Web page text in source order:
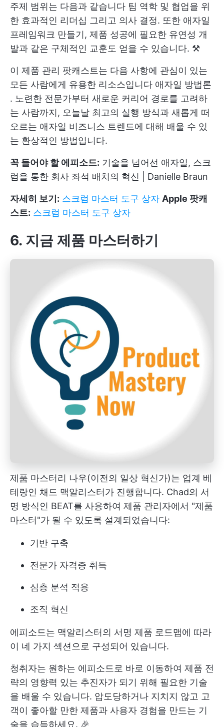
주제 범위는 다음과 같습니다 팀 역학 및 협업을 위
한 효과적인 리더십 그리고 의사 결정. 또한 애자일
프레임워크 만들기, 제품 성공에 필요한 유연성 개
발과 같은 구체적인 교훈도 얻을 수 있습니다. ⚒️
이 제품 관리 팟캐스트는 다음 사항에 관심이 있는
모든 사람에게 유용한 리소스입니다 애자일 방법론
. 노련한 전문가부터 새로운 커리어 경로를 고려하
는 사람까지, 오늘날 최고의 실행 방식과 새롭게 떠
오르는 애자일 비즈니스 트렌드에 대해 배울 수 있
는 환상적인 방법입니다.
꼭 들어야 할 에피소드: 기술을 넘어선 애자일, 스크
럼을 통한 회사 좌석 배치의 혁신 | Danielle Braun
자세히 보기: 스크럼 마스터 도구 상자 Apple 팟캐
스트: 스크럼 마스터 도구 상자
6. 지금 제품 마스터하기
제품 마스터리 나우(이전의 일상 혁신가)는 업계 베
테랑인 채드 맥알리스터가 진행합니다. Chad의 서
명 방식인 BEAT를 사용하여 제품 관리자에서 "제품
마스터"가 될 수 있도록 설계되었습니다:
기반 구축
전문가 자격증 취득
심층 분석 적용
조직 혁신
에피소드는 맥알리스터의 서명 제품 로드맵에 따라
이 네 가지 섹션으로 구성되어 있습니다.
청취자는 원하는 에피소드로 바로 이동하여 제품 전
략의 영향력 있는 추진자가 되기 위해 필요한 기술
을 배울 수 있습니다. 압도당하거나 지치지 않고 고
객이 좋아할 만한 제품과 사용자 경험을 만드는 기
술을 습득하세요. 🎉